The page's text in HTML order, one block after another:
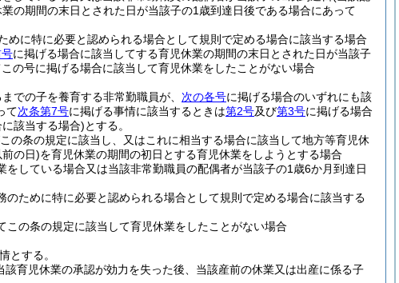
の期間の末日とされた日が当該子の1歳到達日後である場合にあって
に特に必要と認められる場合として規則で定める場合に該当する場合
に掲げる場合に該当してする育児休業の期間の末日とされた日が当該子
の号に掲げる場合に該当して育児休業をしたことがない場合
での子を養育する非常勤職員が、 次の各号に掲げる場合のいずれにも該
て次条第7号に掲げる事情に該当するときは第2号及び第3号に掲げる場合
該当する場合)とする。
の条の規定に該当し、又はこれに相当する場合に該当して地方等育児休
の日)を育児休業の期間の初日とする育児休業をしようとする場合
している場合又は当該非常勤職員の配偶者が当該子の1歳6か月到達日
ために特に必要と認められる場合として規則で定める場合に該当する
の条の規定に該当して育児休業をしたことがない場合
とする。
育児休業の承認が効力を失った後、当該産前の休業又は出産に係る子